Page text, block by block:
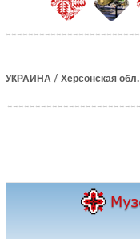
УКРАИНА / Херсонская обл.